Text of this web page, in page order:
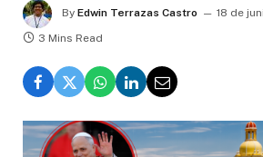
By Edwin Terrazas Castro
18 de
3 Mins Read